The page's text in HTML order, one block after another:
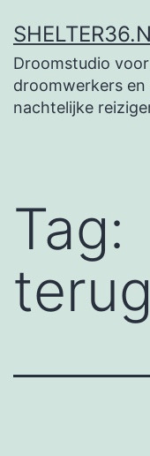
naar
de
inhoud
Droomstudio
droomwerkers en
nachtelijke
Tag: